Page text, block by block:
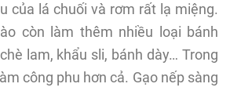
của lá chuối và rơm rất lạ miệng.
còn làm thêm nhiều loại bánh
lam, khẩu sli, bánh dày… Trong
công phu hơn cả. Gạo nếp sàng